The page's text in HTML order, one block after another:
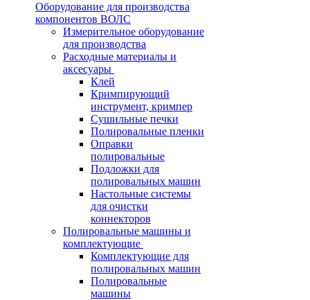
Оборудование для производства
компонентов ВОЛС
Измерительное оборудование
для производства
Расходные материалы и
аксесуары
Клей
Кримпирующий
инструмент, кримпер
Сушильные печки
Полировальные пленки
Оправки
полировальные
Подложки для
полировальных машин
Настольные системы
для очистки
коннекторов
Полировальные машины и
комплектующие
Комплектующие для
полировальных машин
Полировальные
машины